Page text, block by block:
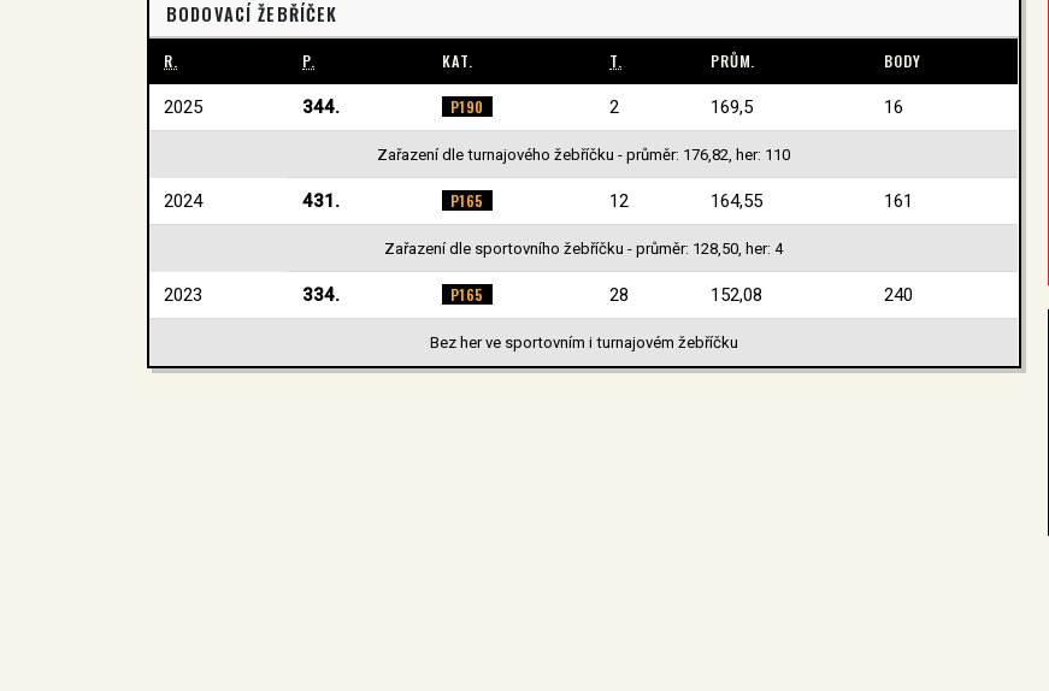
BODOVACÍ ŽEBŘÍČEK
R. P. KAT. T. PRŮM. BODY
2025 344. P190 2 169,5 16
Zařazení dle turnajového žebříčku - průměr: 176,82, her: 110
2024 431. P165 12 164,55 161
Zařazení dle sportovního žebříčku - průměr: 128,50, her: 4
2023 334. P165 28 152,08 240
Bez her ve sportovním i turnajovém žebříčku